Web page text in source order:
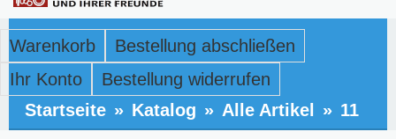
Warenkorb
Bestellung abschließen
Ihr Konto
Bestellung widerrufen
Startseite » Katalog » Alle Artikel » 11